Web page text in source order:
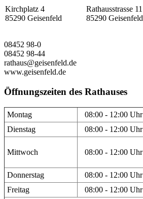
Kirchplatz 4
85290 Geisenfeld
Rathausstrasse 11
85290 Geisenfeld
08452 98-0
08452 98-44
rathaus@geisenfeld.de
www.geisenfeld.de
Öffnungszeiten des Rathauses
Montag 08:00 - 12:00 Uhr
Dienstag
08:00 - 12:00 Uhr
Mittwoch 08:00 - 12:00 Uhr
Donnerstag 08:00 - 12:00 Uhr
Freitag
08:00 - 12:00 Uhr